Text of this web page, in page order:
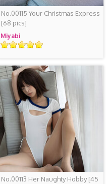
No.00115 Your Christmas Express
[68 pics]
Miyabi
评
No.00113 Her Naughty Hobby[45